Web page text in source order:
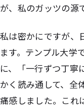
が、私のガッツの源
私は密かにですが、
ます。テンプル大学
に、「一行ずつ丁寧
かく読み通して、全
痛感しました。これ